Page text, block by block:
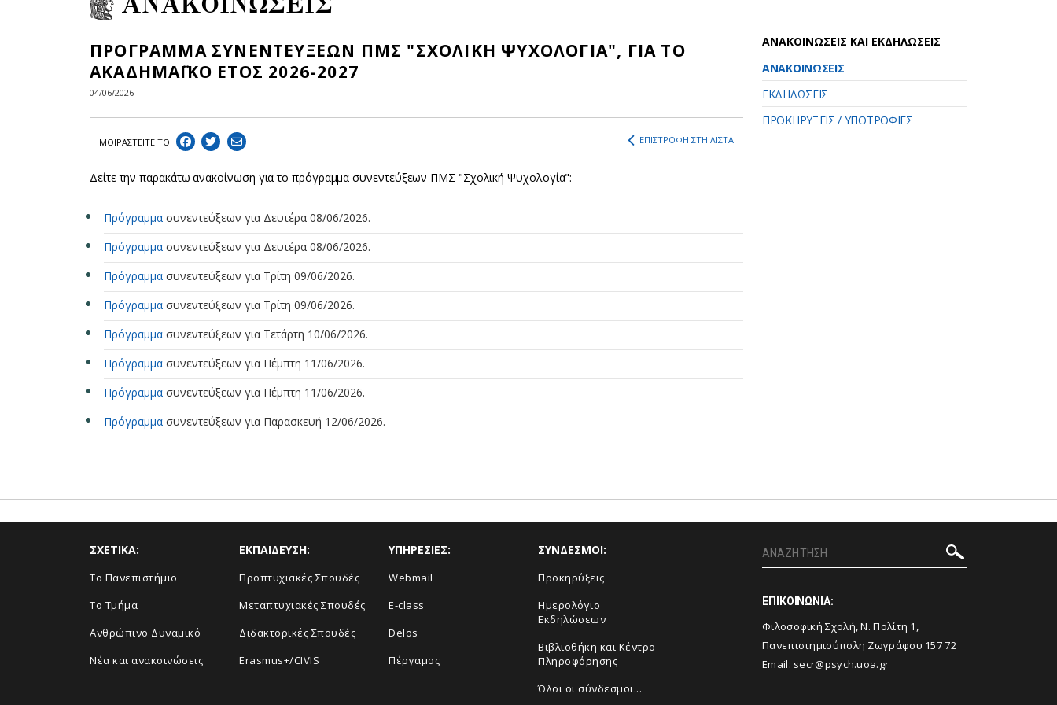
ΠΡΟΓΡΑΜΜΑ ΣΥΝΕΝΤΕΥΞΕΩΝ ΠΜΣ "ΣΧΟΛΙΚΗ ΨΥΧΟΛΟΓΙΑ", ΓΙΑ ΤΟ
ΑΚΑΔΗΜΑΪΚΟ ΕΤΟΣ 2026-2027
04/06/2026
ΜΟΙΡΑΣΤEIΤΕ ΤΟ: ΕΠΙΣΤΡΟΦΗ ΣΤΗ ΛΙΣΤΑ
Δείτε την παρακάτω ανακοίνωση για το πρόγραμμα συνεντεύξεων ΠΜΣ "Σχολική Ψυχολογία":
Πρόγραμμα συνεντεύξεων για Δευτέρα 08/06/2026.
Πρόγραμμα συνεντεύξεων για Δευτέρα 08/06/2026.
Πρόγραμμα συνεντεύξεων για Τρίτη 09/06/2026.
Πρόγραμμα συνεντεύξεων για Τρίτη 09/06/2026.
Πρόγραμμα συνεντεύξεων για Τετάρτη 10/06/2026.
Πρόγραμμα συνεντεύξεων για Πέμπτη 11/06/2026.
Πρόγραμμα συνεντεύξεων για Πέμπτη 11/06/2026.
Πρόγραμμα συνεντεύξεων για Παρασκευή 12/06/2026.
ΑΝΑΚΟΙΝΩΣΕΙΣ ΚΑΙ ΕΚΔΗΛΩΣΕΙΣ
ΑΝΑΚΟΙΝΩΣΕΙΣ
ΕΚΔΗΛΩΣΕΙΣ
ΠΡΟΚΗΡΥΞΕΙΣ / ΥΠΟΤΡΟΦΙΕΣ
ΣΧΕΤΙΚΑ:
Το Πανεπιστήμιο
Το Τμήμα
Ανθρώπινο Δυναμικό
Νέα και ανακοινώσεις
ΕΚΠΑΙΔΕΥΣΗ:
Προπτυχιακές Σπουδές
Μεταπτυχιακές Σπουδές
Διδακτορικές Σπουδές
Erasmus+/CIVIS
ΥΠΗΡΕΣΙΕΣ:
Webmail
E-class
Delos
Πέργαμος
ΣΥΝΔΕΣΜΟΙ:
Προκηρύξεις
Ημερολόγιο
Εκδηλώσεων
Βιβλιοθήκη και Κέντρο
Πληροφόρησης
Όλοι οι σύνδεσμοι...
ΕΠΙΚΟΙΝΩΝΙΑ:
Φιλοσοφική Σχολή, Ν. Πολίτη 1,
Πανεπιστημιούπολη Ζωγράφου 157 72
Email: secr@psych.uoa.gr